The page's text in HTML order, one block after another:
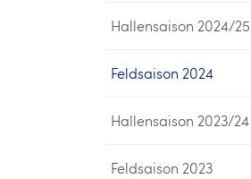
Hallensaison 2024/25
Feldsaison 2024
Hallensaison 2023/24
Feldsaison 2023